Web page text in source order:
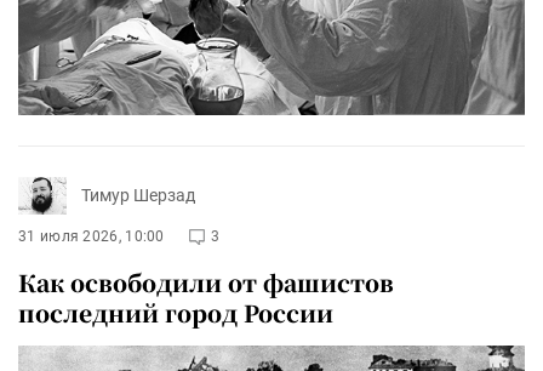
Тимур Шерзад
31 июля 2026, 10:00 3
Как освободили от фашистов
последний город России